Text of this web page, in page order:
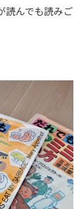
読んでも読みご